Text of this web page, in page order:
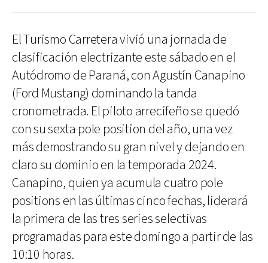
El Turismo Carretera vivió una jornada de
clasificación electrizante este sábado en el
Autódromo de Paraná, con Agustín Canapino
(Ford Mustang) dominando la tanda
cronometrada. El piloto arrecifeño se quedó
con su sexta pole position del año, una vez
más demostrando su gran nivel y dejando en
claro su dominio en la temporada 2024.
Canapino, quien ya acumula cuatro pole
positions en las últimas cinco fechas, liderará
la primera de las tres series selectivas
programadas para este domingo a partir de las
10:10 horas.